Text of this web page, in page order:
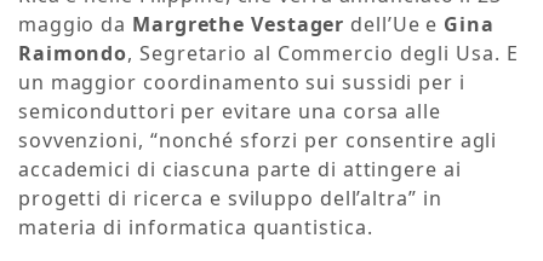
maggio da Margrethe Vestager dell’Ue e Gina
Raimondo, Segretario al Commercio degli Usa. E
un maggior coordinamento sui sussidi per i
semiconduttori per evitare una corsa alle
sovvenzioni, “nonché sforzi per consentire agli
accademici di ciascuna parte di attingere ai
progetti di ricerca e sviluppo dell’altra” in
materia di informatica quantistica.